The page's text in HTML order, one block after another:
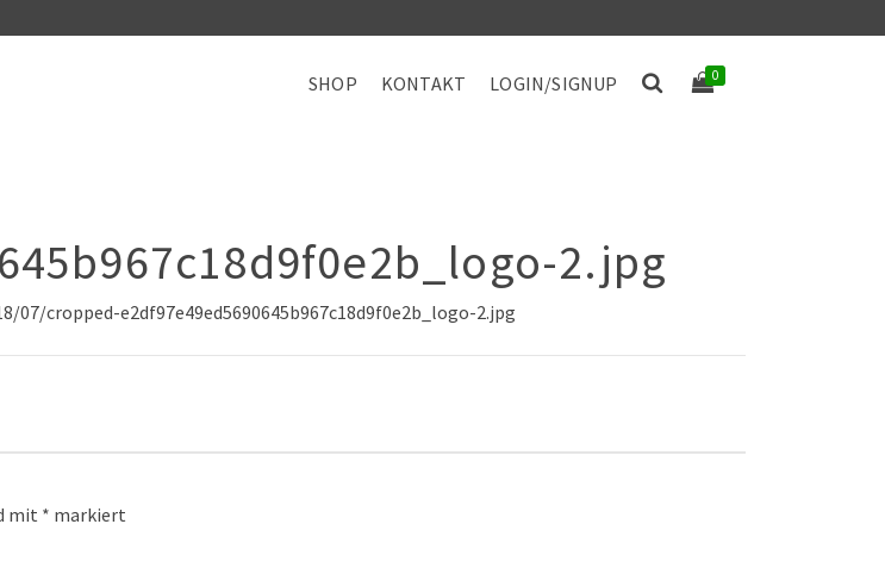
SHOP KONTAKT LOGIN/SIGNUP 0
2.jpg
cropped-e2df97e49ed5690645b967c18d9f0e2b_logo-2.jpg
mit * markiert